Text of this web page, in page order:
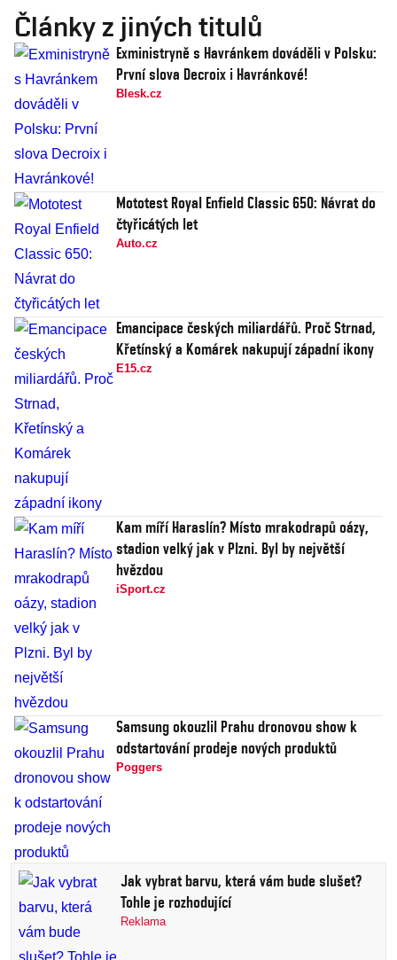
Články z jiných titulů
Exministryně s Havránkem dováděli v Polsku:
První slova Decroix i Havránkové!
Blesk.cz
Mototest Royal Enfield Classic 650: Návrat do
čtyřicátých let
Auto.cz
Emancipace českých miliardářů. Proč Strnad,
Křetínský a Komárek nakupují západní ikony
E15.cz
Kam míří Haraslín? Místo mrakodrapů oázy,
stadion velký jak v Plzni. Byl by největší
hvězdou
iSport.cz
Samsung okouzlil Prahu dronovou show k
odstartování prodeje nových produktů
Poggers
Jak vybrat barvu, která vám bude slušet?
Tohle je rozhodující
Reklama